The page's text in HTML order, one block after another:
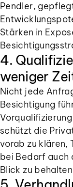
Pendler,
Stärken in
4.
weniger
Nicht jede
Besichtigung
schützt die
vorab zu klären,
bei Bedarf auch
Blick zu